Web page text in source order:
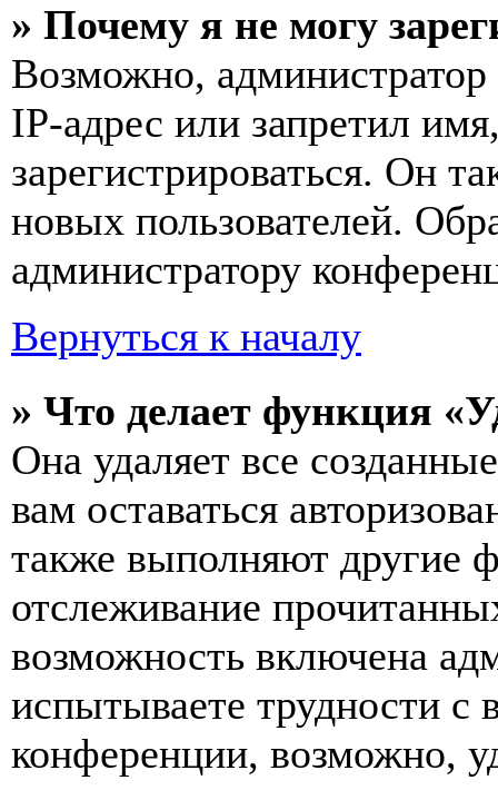
» Почему я не могу
Возможно,
IP-адрес или запретил
зарегистрироваться. Он
новых пользователей.
администратору
Вернуться к началу
» Что делает функция
Она удаляет все
вам оставаться
также выполняют другие
отслеживание
возможность включена
испытываете трудности с
конференции, возможно,